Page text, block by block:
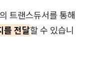
트랜스듀서를 통해
를 전달할 수 있습니